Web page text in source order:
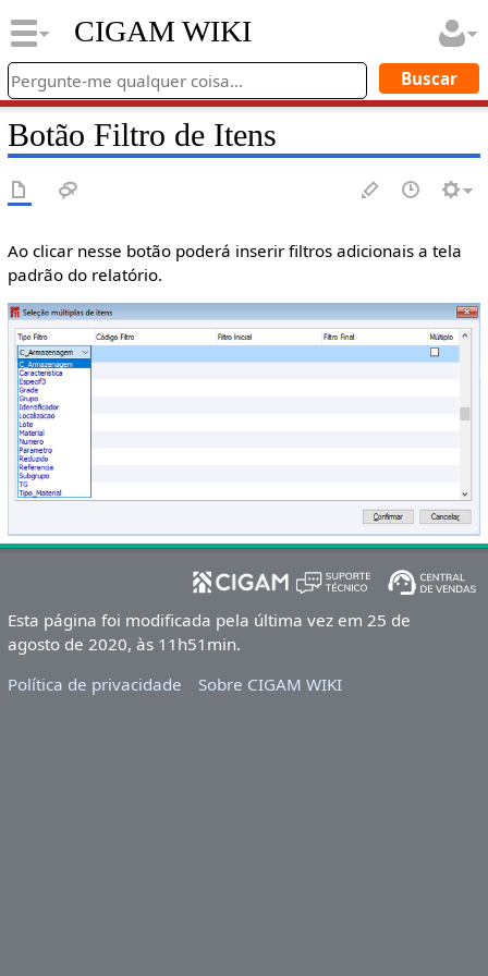
CIGAM WIKI
Botão Filtro de Itens
Ao clicar nesse botão poderá inserir filtros adicionais a tela
padrão do relatório.
Esta página foi modificada pela última vez em 25 de
agosto de 2020, às 11h51min.
Política de privacidade
Sobre CIGAM WIKI